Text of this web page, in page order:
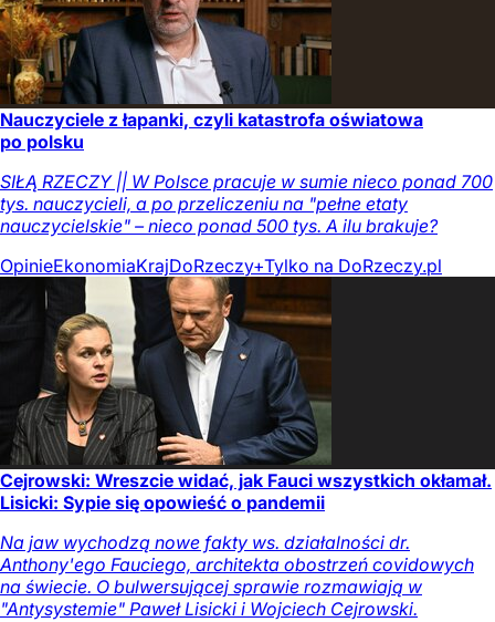
Nauczyciele z łapanki, czyli katastrofa oświatowa
po polsku
SIŁĄ RZECZY || W Polsce pracuje w sumie nieco ponad 700
tys. nauczycieli, a po przeliczeniu na "pełne etaty
nauczycielskie" – nieco ponad 500 tys. A ilu brakuje?
OpinieEkonomiaKrajDoRzeczy+Tylko na DoRzeczy.pl
Cejrowski: Wreszcie widać, jak Fauci wszystkich okłamał.
Lisicki: Sypie się opowieść o pandemii
Na jaw wychodzą nowe fakty ws. działalności dr.
Anthony'ego Fauciego, architekta obostrzeń covidowych
na świecie. O bulwersującej sprawie rozmawiają w
"Antysystemie" Paweł Lisicki i Wojciech Cejrowski.